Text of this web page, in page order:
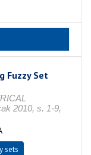
Fuzzy Set
2010, s. 1-9,
sets